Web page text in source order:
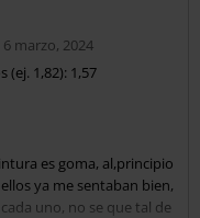
marzo, 2024
(ej. 1,82): 1,57
es goma, al,principio
ya me sentaban bien,
uno, no se que tal de